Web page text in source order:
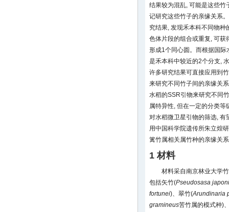
结果较为混乱, 可能是这些竹
记研究这些竹子的亲缘关系。
究结果, 发现禾本科不同物
色体片段的组合或重复, 可获
形成1个同心圆。而根据国
是禾本科中较近的2个分支,
许多研究结果可直接应用到
来研究不同竹子间的亲缘关
水稻的SSR引物来研究不同
属特异性, 但在一定的分类等
对水稻微卫星引物的筛选, 有
用中国科学院遗传所朱立煌
篱竹属相关属竹种的亲缘关
1 材料
材料采自南京林业大学
包括矢竹(Pseudosasa
fortunei)、翠竹(Arundinaria
gramineus苦竹属的模式种)